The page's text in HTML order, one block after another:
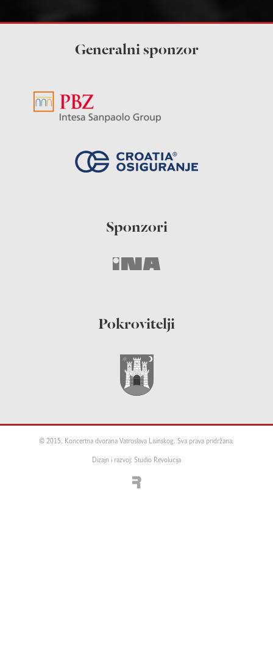
Generalni sponzor
Sponzori
Pokrovitelji
© 2015. Koncertna dvorana Vatroslava Lisinskog. Sva prava pridržana.
Dizajn i razvoj: Studio Revolucija